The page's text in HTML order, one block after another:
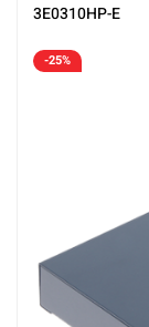
3E0310HP-E
-25%